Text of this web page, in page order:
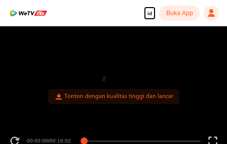
id Buka App
Tonton dengan kualitas tinggi dan lancar
00:00:00/00:16:02